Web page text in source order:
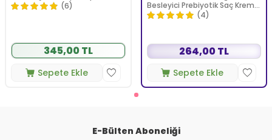
(6)
345,00 TL
Sepete Ekle
Besleyici Prebiyotik Saç Kremi
350 ml
(4)
264,00 TL
Sepete Ekle
E-Bülten Aboneliği